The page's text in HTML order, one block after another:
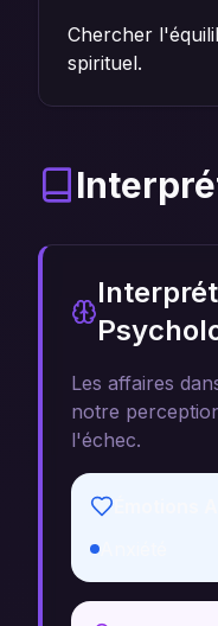
Chercher
spirituel.
Les affaires
notre
l'échec.